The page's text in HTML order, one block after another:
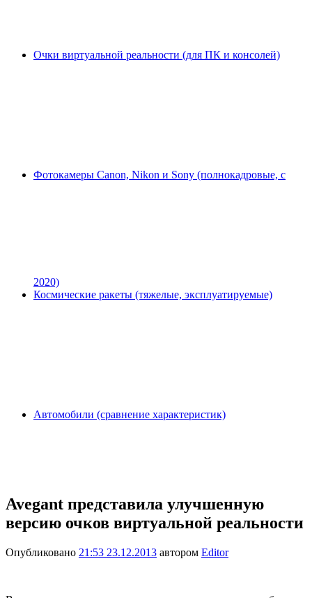
Очки виртуальной реальности (для ПК и консолей)
Фотокамеры Canon, Nikon и Sony (полнокадровые, с
2020)
Космические ракеты (тяжелые, эксплуатируемые)
Автомобили (сравнение характеристик)
Avegant представила улучшенную
версию очков виртуальной реальности
Опубликовано 21:53 23.12.2013 автором Editor